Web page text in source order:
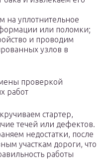
на уплотнительное
или поломки;
и проводим
узлов в
проверкой
работ
стартер,
течей или дефектов.
недостатки, после
участкам дороги, что
работы